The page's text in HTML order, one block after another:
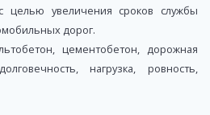
целью увеличения сроков службы
дорог.
цементобетон, дорожная
нагрузка, ровность,